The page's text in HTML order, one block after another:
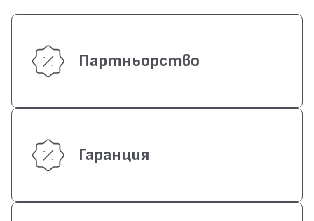
Партньорство
Гаранция